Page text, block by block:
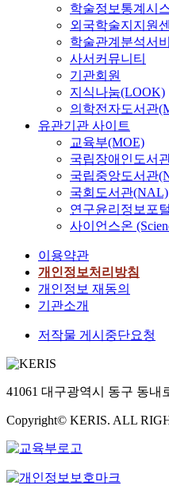
학술정보통계시
외국학술지지원
학술관계분석서
사서커뮤니티
기관회원
지식나눔(LOOK)
의학전자도서관
유관기관 사이트
교육부(MOE)
국립장애인도서
국립중앙도서관
국회도서관(NAL)
연구윤리정보포
사이언스온
이용약관
개인정보처리방침
개인정보 재동의
기관소개
저작물 게시중단요청
41061 대구광역시 동구 동내
Copyright© KERIS. ALL